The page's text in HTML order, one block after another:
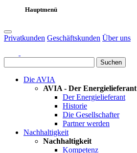
Hauptmenü
Privatkunden Geschäftskunden Über uns
Suchen
Die AVIA
AVIA - Der Energielieferant
Der Energielieferant
Historie
Die Gesellschafter
Partner werden
Nachhaltigkeit
Nachhaltigkeit
Kompetenz